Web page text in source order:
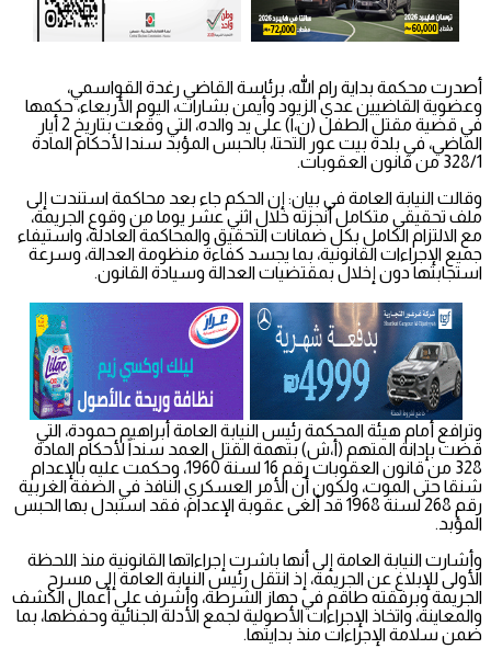
أصدرت محكمة بداية رام الله، برئاسة القاضي رغدة القواسمي،
وعضوية القاضيين عدي الزيود وأيمن بشارات، اليوم الأربعاء، حكمها
في قضية مقتل الطفل (ن،ا) على يد والده، التي وقعت بتاريخ 2 أيار
الماضي، في بلدة بيت عور التحتا، بالحبس المؤبد سندا لأحكام المادة
328/1 من قانون العقوبات.
وقالت النيابة العامة في بيان: إن الحكم جاء بعد محاكمة استندت إلى
ملف تحقيقي متكامل أنجزته خلال اثني عشر يوما من وقوع الجريمة،
مع الالتزام الكامل بكل ضمانات التحقيق والمحاكمة العادلة، واستيفاء
جميع الإجراءات القانونية، بما يجسد كفاءة منظومة العدالة، وسرعة
استجابتها دون إخلال بمقتضيات العدالة وسيادة القانون.
وترافع أمام هيئة المحكمة رئيس النيابة العامة أبراهيم حمودة، التي
قضت بإدانة المتهم (أ،ش) بتهمة القتل العمد سنداً لأحكام المادة
328 من قانون العقوبات رقم 16 لسنة 1960، وحكمت عليه بالإعدام
شنقا حتى الموت، ولكون أن الأمر العسكري النافذ في الضفة الغربية
رقم 268 لسنة 1968 قد ألغى عقوبة الإعدام، فقد استبدل بها الحبس
المؤبد.
وأشارت النيابة العامة إلى أنها باشرت إجراءاتها القانونية منذ اللحظة
الأولى للإبلاغ عن الجريمة، إذ انتقل رئيس النيابة العامة إلى مسرح
الجريمة وبرفقته طاقم في جهاز الشرطة، وأشرف على أعمال الكشف
والمعاينة، واتخاذ الإجراءات الأصولية لجمع الأدلة الجنائية وحفظها، بما
ضمن سلامة الإجراءات منذ بدايتها.